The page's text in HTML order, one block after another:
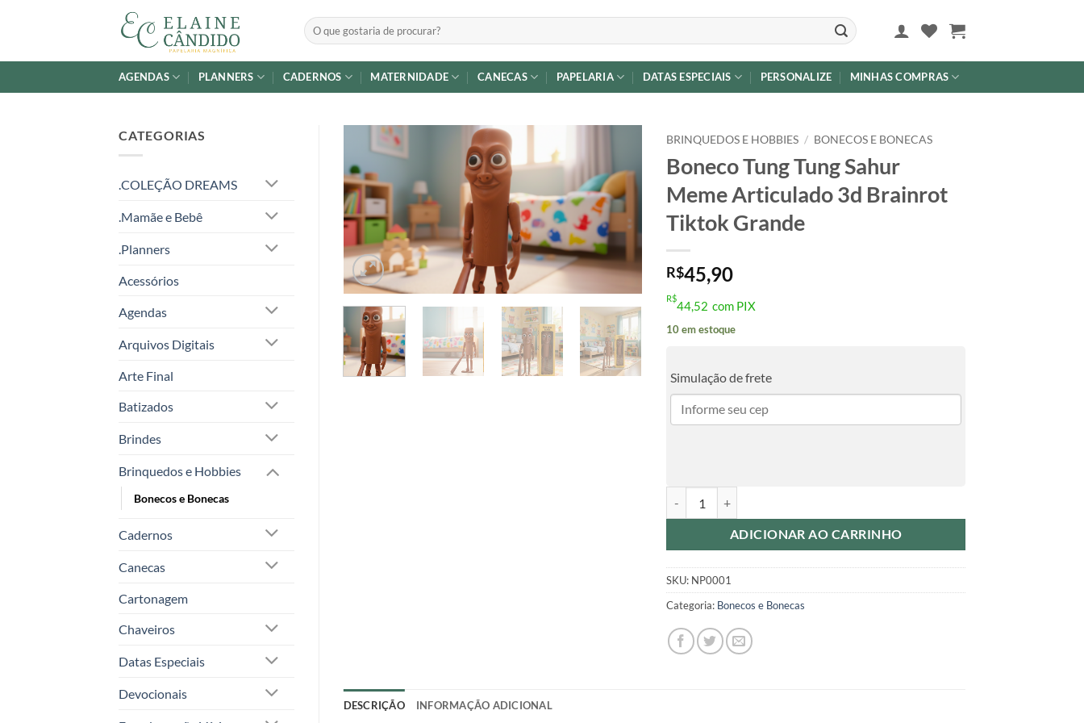
Pesquisar
por:
AGENDAS PLANNERS CADERNOS MATERNIDADE CANECAS PAPELARIA DATAS ESPECIAIS PERSONALIZE MINHAS COMPRAS
CATEGORIAS
.COLEÇÃO DREAMS
.Mamãe e Bebê
.Planners
Acessórios
Agendas
Arquivos Digitais
Arte Final
Batizados
Brindes
Brinquedos e Hobbies
Bonecos e Bonecas
Cadernos
Canecas
Cartonagem
Chaveiros
Datas Especiais
Devocionais
Adicionar
a lista de
desejos
BRINQUEDOS E HOBBIES / BONECOS E BONECAS
Boneco Tung Tung Sahur
Meme Articulado 3d Brainrot
Tiktok Grande
R$45,90
R$
44,52 com PIX
10 em estoque
Simulação de frete
ADICIONAR AO CARRINHO
SKU: NP0001
Categoria: Bonecos e Bonecas
DESCRIÇÃO INFORMAÇÃO ADICIONAL